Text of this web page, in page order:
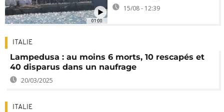
01:00
15/08 - 12:39
ITALIE
Lampedusa : au moins 6 morts, 10 rescapés et
40 disparus dans un naufrage
20/03/2025
ITALIE